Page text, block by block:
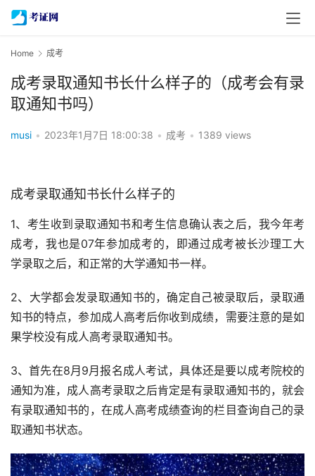
Home 成考
成考录取通知书长什么样子的（成考会有录
取通知书吗）
musi • 2023年1月7日 18:00:38 • 成考 • 1389 views
成考录取通知书长什么样子的
1、考生收到录取通知书和考生信息确认表之后，我今年考
成考，我也是07年参加成考的，即通过成考被长沙理工大
学录取之后，和正常的大学通知书一样。
2、大学都会发录取通知书的，确定自己被录取后，录取通
知书的特点，参加成人高考后你收到成绩，需要注意的是如
果学校没有成人高考录取通知书。
3、首先在8月9月报名成人考试，具体还是要以成考院校的
通知为准，成人高考录取之后肯定是有录取通知书的，就会
有录取通知书的，在成人高考成绩查询的栏目查询自己的录
取通知书状态。